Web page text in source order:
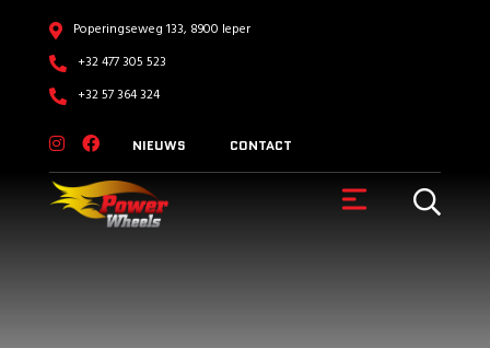
Poperingseweg 133, 8900 Ieper
+32 477 305 523
+32 57 364 324
NIEUWS CONTACT